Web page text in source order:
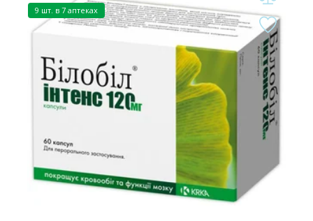
9 шт. в 7 аптеках